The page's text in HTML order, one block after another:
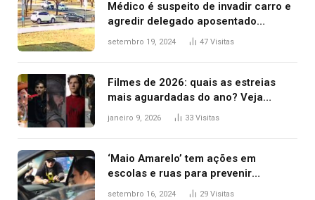
Médico é suspeito de invadir carro e
agredir delegado aposentado
durante confusão no trânsito
setembro 19, 2024 47 Visitas
Filmes de 2026: quais as estreias
mais aguardadas do ano? Veja
principais lançamentos do cinema
janeiro 9, 2026 33 Visitas
‘Maio Amarelo’ tem ações em
escolas e ruas para prevenir
acidentes no trânsito no AP
setembro 16, 2024 29 Visitas